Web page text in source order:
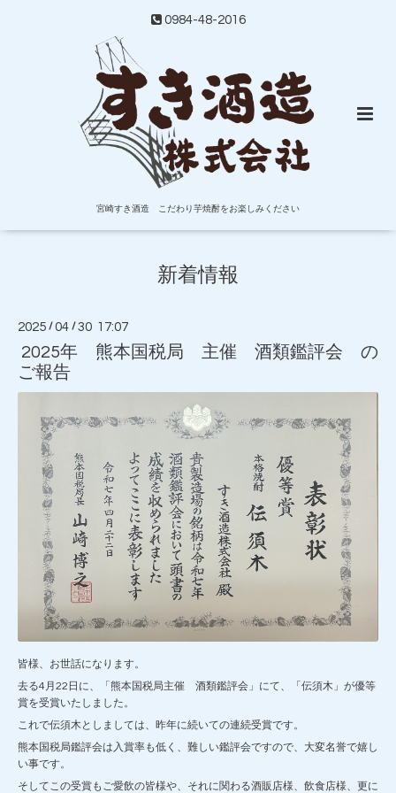
0984-48-2016
宮崎すき酒造 こだわり芋焼酎をお楽しみください
新着情報
2025 /04 /30 17:07
2025年 熊本国税局 主催 酒類鑑評会 の
ご報告
皆様、お世話になります。
去る4月22日に、「熊本国税局主催 酒類鑑評会」にて、「伝須木」が優等
賞を受賞いたしました。
これで伝須木としましては、昨年に続いての連続受賞です。
熊本国税局鑑評会は入賞率も低く、難しい鑑評会ですので、大変名誉で嬉し
い事です。
そしてこの受賞もご愛飲の皆様や、それに関わる酒販店様、飲食店様、更に